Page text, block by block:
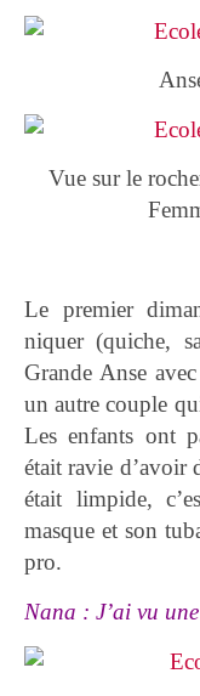
Vue sur le
Le premier
niquer (quiche,
Grande Anse
un autre couple
Les enfants ont
était ravie d’avoir
était limpide,
masque et son
pro.
Nana : J’ai vu